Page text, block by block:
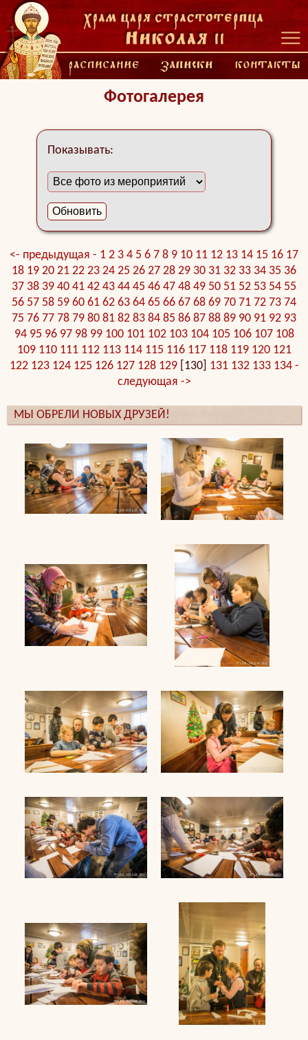
Фотогалерея
Показывать:
<- предыдущая - 1 2 3 4 5 6 7 8 9 10 11 12 13 14 15 16 17
18 19 20 21 22 23 24 25 26 27 28 29 30 31 32 33 34 35 36
37 38 39 40 41 42 43 44 45 46 47 48 49 50 51 52 53 54 55
56 57 58 59 60 61 62 63 64 65 66 67 68 69 70 71 72 73 74
75 76 77 78 79 80 81 82 83 84 85 86 87 88 89 90 91 92 93
94 95 96 97 98 99 100 101 102 103 104 105 106 107 108
109 110 111 112 113 114 115 116 117 118 119 120 121
122 123 124 125 126 127 128 129[130] 131 132 133 134 -
следующая ->
МЫ ОБРЕЛИ НОВЫХ ДРУЗЕЙ!